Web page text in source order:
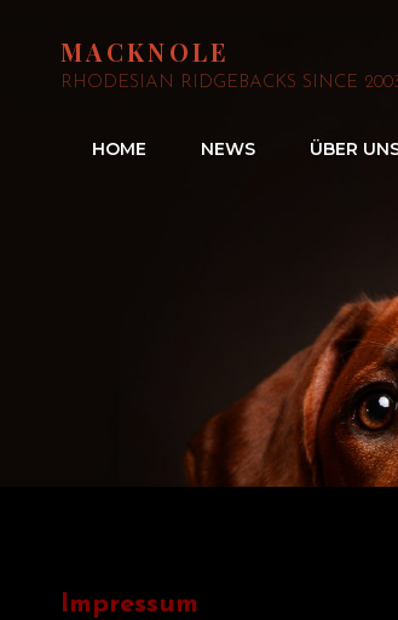
MACKNOLE
RHODESIAN RIDGEBACKS SINCE
HOME NEWS ÜBER
Impressum